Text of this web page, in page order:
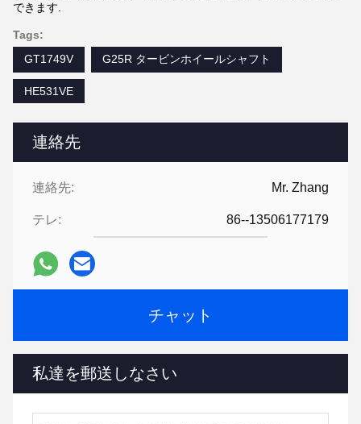
連絡先
連絡先: Mr. Zhang
テレ: 86--13506177179
チャット
私達を郵送しなさい
できます.
Tags:
GT1749V
G25R タービンホイールシャフト
HE531VE